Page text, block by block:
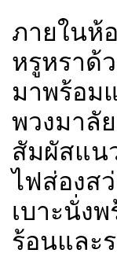
ภายในห้
หรูหราด้
มาพร้อม
พวงมาลั
สัมผัสแน
ไฟส่องส
เบาะนั่ง
ร้อนและ